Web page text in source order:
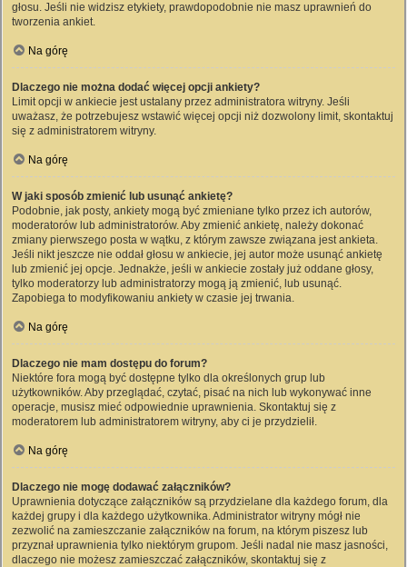
głosu. Jeśli nie widzisz etykiety, prawdopodobnie nie masz uprawnień do
tworzenia ankiet.
Na górę
Dlaczego nie można dodać więcej opcji ankiety?
Limit opcji w ankiecie jest ustalany przez administratora witryny. Jeśli
uważasz, że potrzebujesz wstawić więcej opcji niż dozwolony limit, skontaktuj
się z administratorem witryny.
Na górę
W jaki sposób zmienić lub usunąć ankietę?
Podobnie, jak posty, ankiety mogą być zmieniane tylko przez ich autorów,
moderatorów lub administratorów. Aby zmienić ankietę, należy dokonać
zmiany pierwszego posta w wątku, z którym zawsze związana jest ankieta.
Jeśli nikt jeszcze nie oddał głosu w ankiecie, jej autor może usunąć ankietę
lub zmienić jej opcje. Jednakże, jeśli w ankiecie zostały już oddane głosy,
tylko moderatorzy lub administratorzy mogą ją zmienić, lub usunąć.
Zapobiega to modyfikowaniu ankiety w czasie jej trwania.
Na górę
Dlaczego nie mam dostępu do forum?
Niektóre fora mogą być dostępne tylko dla określonych grup lub
użytkowników. Aby przeglądać, czytać, pisać na nich lub wykonywać inne
operacje, musisz mieć odpowiednie uprawnienia. Skontaktuj się z
moderatorem lub administratorem witryny, aby ci je przydzielił.
Na górę
Dlaczego nie mogę dodawać załączników?
Uprawnienia dotyczące załączników są przydzielane dla każdego forum, dla
każdej grupy i dla każdego użytkownika. Administrator witryny mógł nie
zezwolić na zamieszczanie załączników na forum, na którym piszesz lub
przyznał uprawnienia tylko niektórym grupom. Jeśli nadal nie masz jasności,
dlaczego nie możesz zamieszczać załączników, skontaktuj się z